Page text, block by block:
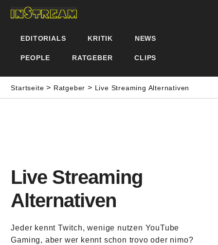
EDITORIALS KRITIK NEWS
PEOPLE RATGEBER CLIPS
Startseite > Ratgeber > Live Streaming Alternativen
Live Streaming
Alternativen
Jeder kennt Twitch, wenige nutzen YouTube
Gaming, aber wer kennt schon trovo oder nimo?